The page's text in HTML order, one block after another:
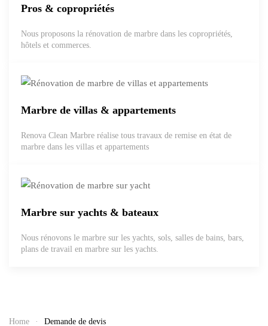
Pros & copropriétés
Nous proposons la rénovation de marbre dans les copropriétés,
hôtels et commerces.
Marbre de villas & appartements
Renova Clean Marbre réalise tous travaux de remise en état de
marbre dans les villas et appartements
Marbre sur yachts & bateaux
Nous rénovons le marbre sur les yachts, sols, salles de bains, bars,
plans de travail en marbre sur les yachts.
Home Demande de devis